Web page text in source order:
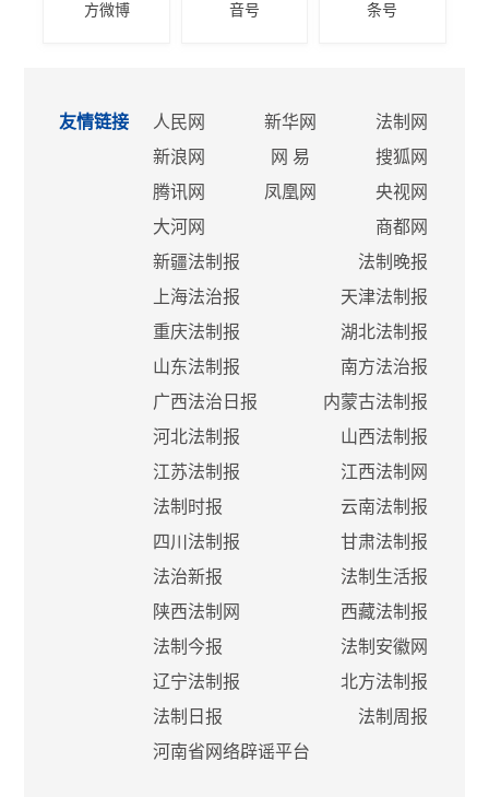
方微博
音号
条号
友情链接 人民网 新华网
法制网
新浪网
网 易
搜狐网
腾讯网
凤凰网
央视网
大河网
商都网
新疆法制报
法制晚报
上海法治报
天津法制报
重庆法制报
湖北法制报
山东法制报
南方法治报
广西法治日报
内蒙古法制报
河北法制报
山西法制报
江苏法制报
江西法制网
法制时报
云南法制报
四川法制报
甘肃法制报
法治新报
法制生活报
陕西法制网
西藏法制报
法制今报
法制安徽网
辽宁法制报
北方法制报
法制日报
法制周报
河南省网络辟谣平台